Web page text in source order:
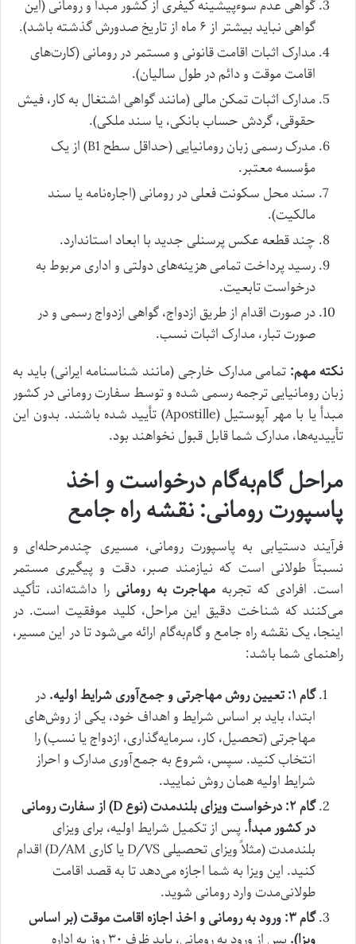
گواهی عدم سوءپیشینه کیفری از کشور مبدأ و رومانی (این
گواهی نباید بیشتر از ۶ ماه از تاریخ صدورش گذشته باشد).
مدارک اثبات اقامت قانونی و مستمر در رومانی (کارت‌های
اقامت موقت و دائم در طول سالیان).
مدارک اثبات تمکن مالی (مانند گواهی اشتغال به کار، فیش
حقوقی، گردش حساب بانکی، یا سند ملکی).
مدرک رسمی زبان رومانیایی (حداقل سطح B1) از یک
مؤسسه معتبر.
سند محل سکونت فعلی در رومانی (اجاره‌نامه یا سند
مالکیت).
چند قطعه عکس پرسنلی جدید با ابعاد استاندارد.
رسید پرداخت تمامی هزینه‌های دولتی و اداری مربوط به
درخواست تابعیت.
در صورت اقدام از طریق ازدواج، گواهی ازدواج رسمی و در
صورت تبار، مدارک اثبات نسب.
نکته مهم: تمامی مدارک خارجی (مانند شناسنامه ایرانی) باید به
زبان رومانیایی ترجمه رسمی شده و توسط سفارت رومانی در کشور
مبدأ یا با مهر آپوستیل (Apostille) تأیید شده باشند. بدون این
تأییدیه‌ها، مدارک شما قابل قبول نخواهند بود.
مراحل گام‌به‌گام درخواست و اخذ
پاسپورت رومانی: نقشه راه جامع
فرآیند دستیابی به پاسپورت رومانی، مسیری چندمرحله‌ای و
نسبتاً طولانی است که نیازمند صبر، دقت و پیگیری مستمر
است. افرادی که تجربه مهاجرت به رومانی را داشته‌اند، تأکید
می‌کنند که شناخت دقیق این مراحل، کلید موفقیت است. در
اینجا، یک نقشه راه جامع و گام‌به‌گام ارائه می‌شود تا در این مسیر،
راهنمای شما باشد:
گام ۱: تعیین روش مهاجرتی و جمع‌آوری شرایط اولیه.
در
ابتدا، باید بر اساس شرایط و اهداف خود، یکی از روش‌های
مهاجرتی (تحصیل، کار، سرمایه‌گذاری، ازدواج یا نسب) را
انتخاب کنید. سپس، شروع به جمع‌آوری مدارک و احراز
شرایط اولیه همان روش نمایید.
گام ۲: درخواست ویزای بلندمدت (نوع D) از سفارت رومانی
در کشور مبدأ.پس از تکمیل شرایط اولیه، برای ویزای
بلندمدت (مثلاً ویزای تحصیلی D/VS یا کاری D/AM) اقدام
کنید. این ویزا به شما اجازه می‌دهد تا به قصد اقامت
طولانی‌مدت وارد رومانی شوید.
گام ۳: ورود به رومانی و اخذ اجازه اقامت موقت (بر اساس